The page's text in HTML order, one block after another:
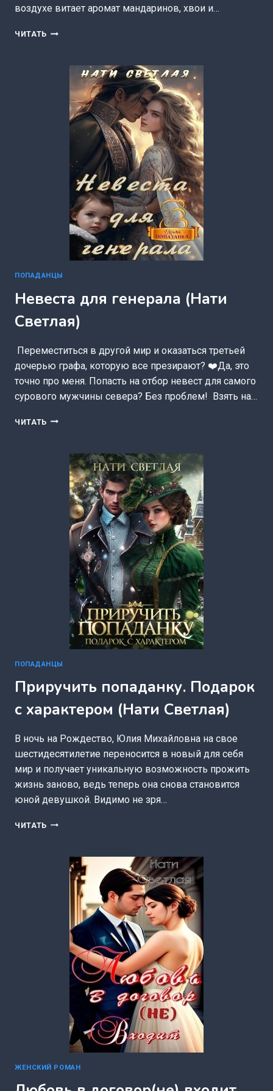
воздухе витает аромат мандаринов, хвои и…
ЧИТАТЬ ВКУС
СВЕТЛАЯ)
ПОПАДАНЦЫ
Невеста для генерала (Нати
Светлая)
‍ Переместиться в другой мир и оказаться третьей
дочерью графа, которую все презирают? ‍❤️‍Да, это
точно про меня. Попасть на отбор невест для самого
сурового мужчины севера? Без проблем! ‍ Взять на…
ЧИТАТЬ НЕВЕСТА
(НАТИ
СВЕТЛАЯ)
ПОПАДАНЦЫ
Приручить попаданку. Подарок
с характером (Нати Светлая)
В ночь на Рождество, Юлия Михайловна на свое
шестидесятилетие переносится в новый для себя
мир и получает уникальную возможность прожить
жизнь заново, ведь теперь она снова становится
юной девушкой. Видимо не зря…
ЧИТАТЬ ПРИРУЧИТЬ
ХАРАКТЕРОМ
(НАТИ
СВЕТЛАЯ)
ЖЕНСКИЙ РОМАН